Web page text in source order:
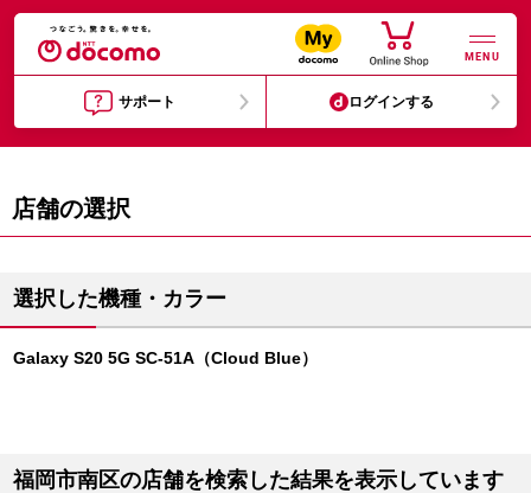
MENU
サポート ログインする
店舗の選択
選択した機種・カラー
Galaxy S20 5G SC-51A（Cloud Blue）
福岡市南区の店舗を検索した結果を表示しています